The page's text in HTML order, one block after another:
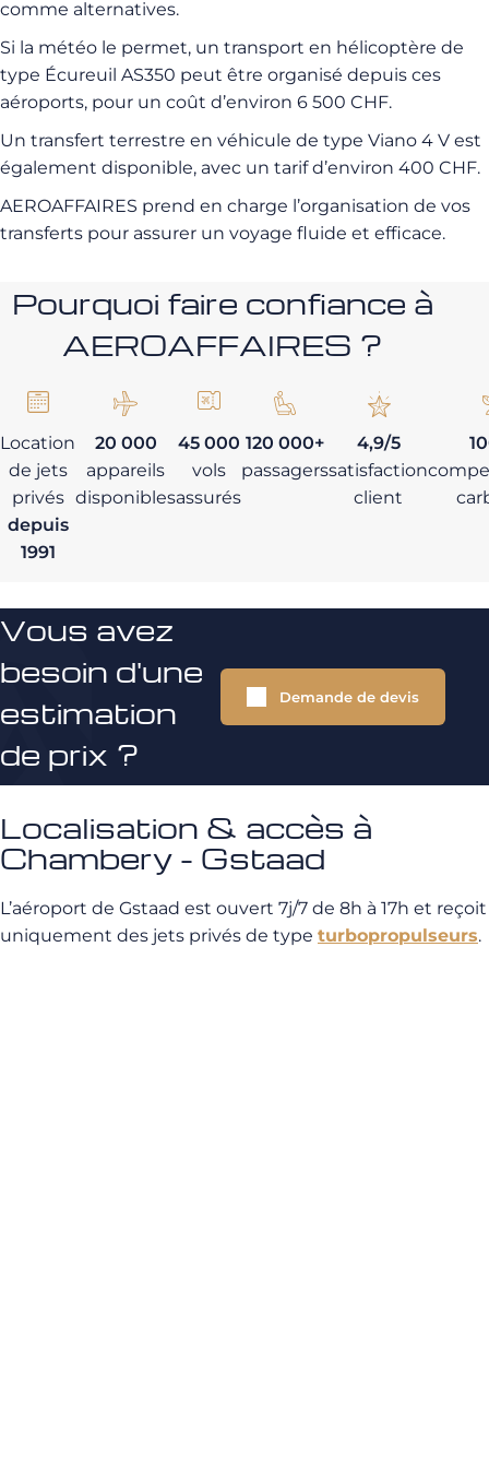
comme alternatives.
Si la météo le permet, un transport en hélicoptère de
type Écureuil AS350 peut être organisé depuis ces
aéroports, pour un coût d’environ 6 500 CHF.
Un transfert terrestre en véhicule de type Viano 4 V est
également disponible, avec un tarif d’environ 400 CHF.
AEROAFFAIRES prend en charge l’organisation de vos
transferts pour assurer un voyage fluide et efficace.
Pourquoi faire confiance à
AEROAFFAIRES ?
Location
de jets
privés
depuis
1991
20 000
appareils
disponibles
45 000
vols
assurés
120 000+
passagers
4,9/5
satisfaction
client
Vous avez
besoin d'une
estimation
de prix ?
Demande de devis
Localisation & accès à
Chambery - Gstaad
L’aéroport de Gstaad est ouvert 7j/7 de 8h à 17h et reçoit
uniquement des jets privés de type turbopropulseurs.